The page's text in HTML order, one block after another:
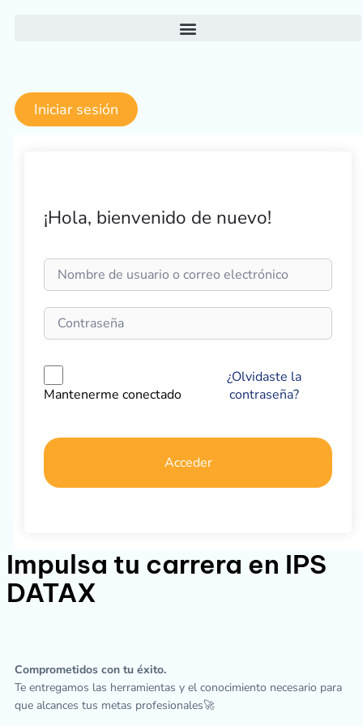
Iniciar sesión
¡Hola, bienvenido de nuevo!
Mantenerme conectado
¿Olvidaste la
contraseña?
Acceder
Impulsa tu carrera en IPS
DATAX
Comprometidos con tu éxito.
Te entregamos las herramientas y el conocimiento necesario para
que alcances tus metas profesionales🚀